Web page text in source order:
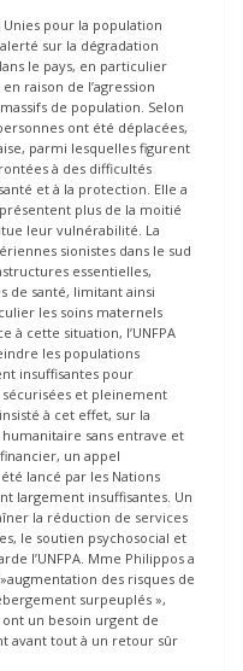
pour la population
sur la dégradation
le pays, en particulier
raison de l’agression
de population. Selon
ont été déplacées,
parmi lesquelles figurent
à des difficultés
et à la protection. Elle a
plus de la moitié
leur vulnérabilité. La
sionistes dans le sud
essentielles,
de santé, limitant ainsi
les soins maternels
à cette situation, l’UNFPA
les populations
insuffisantes pour
et pleinement
à cet effet, sur la
sans entrave et
un appel
lancé par les Nations
largement insuffisantes. Un
la réduction de services
le soutien psychosocial et
l’UNFPA. Mme Philippos a
des risques de
surpeuplés »,
un besoin urgent de
avant tout à un retour sûr